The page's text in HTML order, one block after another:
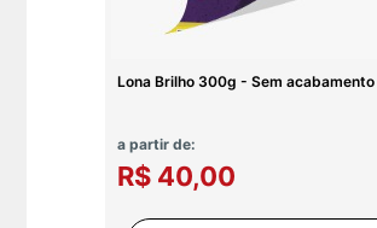
Lona Brilho 300g - Sem acabamento
a partir de:
R$ 40,00